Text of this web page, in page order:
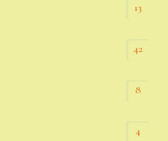
13
42
8
4